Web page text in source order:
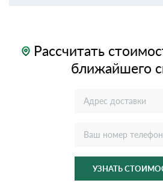
Рассчитать
ближайшего
УЗНАТЬ